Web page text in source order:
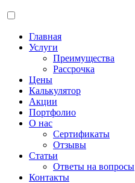
Главная
Услуги
Преимущества
Рассрочка
Цены
Калькулятор
Акции
Портфолио
О нас
Сертификаты
Отзывы
Статьи
Ответы на вопросы
Контакты